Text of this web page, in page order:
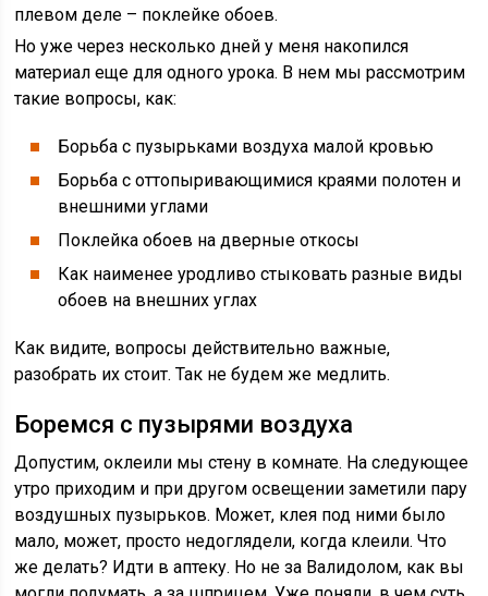
плевом деле – поклейке обоев.
Но уже через несколько дней у меня накопился
материал еще для одного урока. В нем мы рассмотрим
такие вопросы, как:
Борьба с пузырьками воздуха малой кровью
Борьба с оттопыривающимися краями полотен и
внешними углами
Поклейка обоев на дверные откосы
Как наименее уродливо стыковать разные виды
обоев на внешних углах
Как видите, вопросы действительно важные,
разобрать их стоит. Так не будем же медлить.
Боремся с пузырями воздуха
Допустим, оклеили мы стену в комнате. На следующее
утро приходим и при другом освещении заметили пару
воздушных пузырьков. Может, клея под ними было
мало, может, просто недоглядели, когда клеили. Что
же делать? Идти в аптеку. Но не за Валидолом, как вы